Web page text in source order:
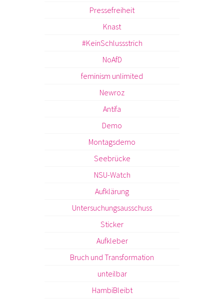
Pressefreiheit
Knast
#KeinSchlussstrich
NoAfD
feminism unlimited
Newroz
Antifa
Demo
Montagsdemo
Seebrücke
NSU-Watch
Aufklärung
Untersuchungsausschuss
Sticker
Aufkleber
Bruch und Transformation
unteilbar
HambiBleibt